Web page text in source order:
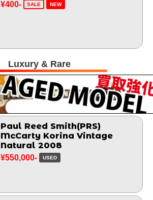
¥400- SALE NEW
Luxury & Rare
Paul Reed Smith(PRS)
McCarty Korina Vintage
Natural 2008
¥550,000- USED